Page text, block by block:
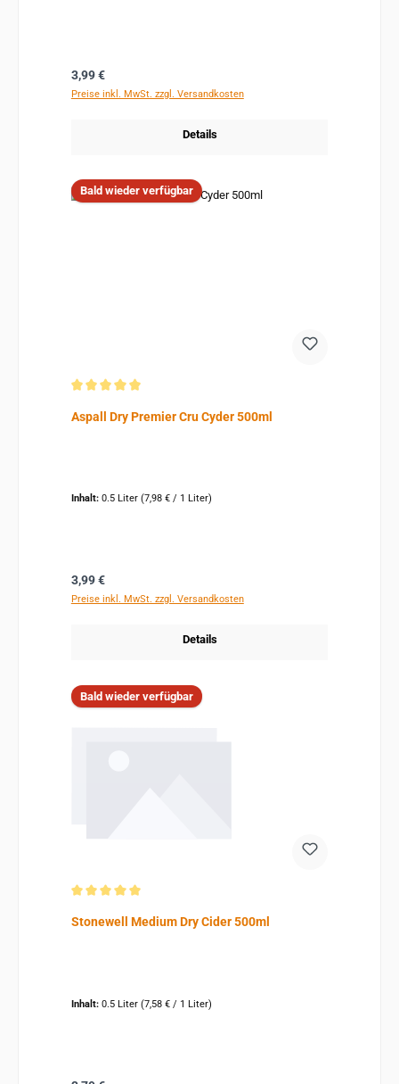
Regulärer Preis:
3,99 €
Preise inkl. MwSt. zzgl. Versandkosten
Details
Bald wieder verfügbar
Aspall Dry Premier Cru Cyder 500ml
Inhalt: 0.5 Liter (7,98 € / 1 Liter)
Regulärer Preis:
3,99 €
Preise inkl. MwSt. zzgl. Versandkosten
Details
Bald wieder verfügbar
Stonewell Medium Dry Cider 500ml
Inhalt: 0.5 Liter (7,58 € / 1 Liter)